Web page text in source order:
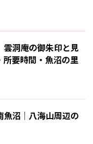
雲洞庵の御朱印と見
所要時間・魚沼の里
魚沼｜八海山周辺の